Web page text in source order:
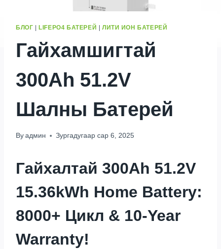
БЛОГ |LIFEPO4 БАТЕРЕЙ | ЛИТИ ИОН БАТЕРЕЙ
Гайхамшигтай
300Ah 51.2V
Шалны Батерей
By админ Зургадугаар сар 6, 2025
Гайхалтай 300Ah 51.2V
15.36KWh Home Battery:
8000+ Цикл & 10-Year
Warranty!